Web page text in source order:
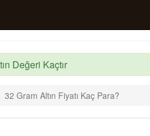
Değeri Kaçtır
32 Gram Altın Fiyatı Kaç Para?